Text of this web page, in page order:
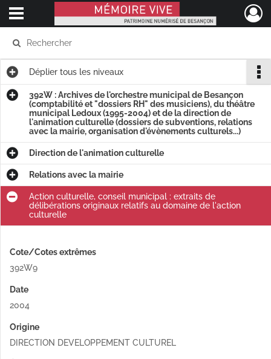
Mémoire Vive patrimoine numérisé de Besançon
Ouvrir le menu déroulant
Déplier tous les niveaux
392W : Archives de l'orchestre municipal de Besançon
(comptabilité et "dossiers RH" des musiciens), du théâtre
municipal Ledoux (1995-2004) et de la direction de
l'animation culturelle (dossiers de subventions, relations
avec la mairie, organisation d'évènements culturels...)
Direction de l'animation culturelle
Relations avec la mairie
Action culturelle, conseil municipal : extraits de
délibérations originaux relatifs au domaine de l'action
culturelle
Cote/Cotes extrêmes
392W9
Date
2004
Origine
DIRECTION DEVELOPPEMENT CULTUREL